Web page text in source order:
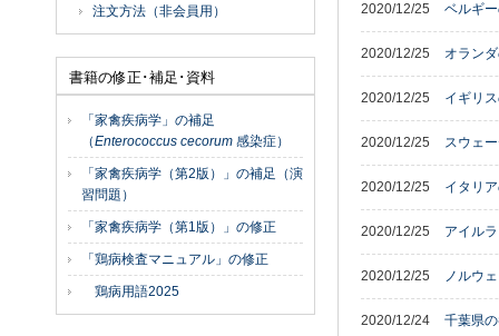
2020/12/25 ベルギ
2020/12/25 オラン
2020/12/25 イギリ
2020/12/25 スウェ
2020/12/25 イタリ
2020/12/25 アイル
2020/12/25 ノルウ
2020/12/24 千葉県
注文方法（非会員用）
書籍の修正･補足･資料
「家禽疾病学」の補足
（Enterococcus cecorum 感染症）
「家禽疾病学（第2版）」の補足（演
習問題）
「家禽疾病学（第1版）」の修正
「鶏病検査マニュアル」の修正
鶏病用語2025